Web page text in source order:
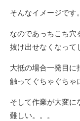
そんなイメージです。
なのであっちこち穴
抜け出せなくなって
大抵の場合一発目に
触ってぐちゃぐちゃ
そして作業が大変に
難しい。。。